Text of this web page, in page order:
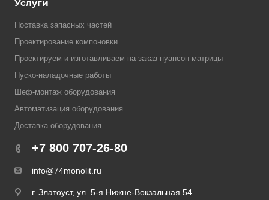
Услуги
Поставка запасных частей
Проектирование компоновки
Проектируем и изготавливаем на заказ пуансон-матрицы
Пуско-наладочные работы
Шеф-монтаж оборудования
Автоматизация оборудования
Доставка оборудования
+7 800 707-26-80
info@74monolit.ru
г. Златоуст, ул. 5-я Нижне-Вокзальная 54